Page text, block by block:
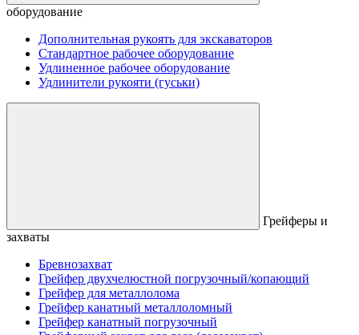
оборудование
Дополнительная рукоять для экскаваторов
Стандартное рабочее оборудование
Удлиненное рабочее оборудование
Удлинители рукояти (гуськи)
Грейферы и
захваты
Бревнозахват
Грейфер двухчелюстной погрузочный/копающий
Грейфер для металлолома
Грейфер канатный металлоломный
Грейфер канатный погрузочный